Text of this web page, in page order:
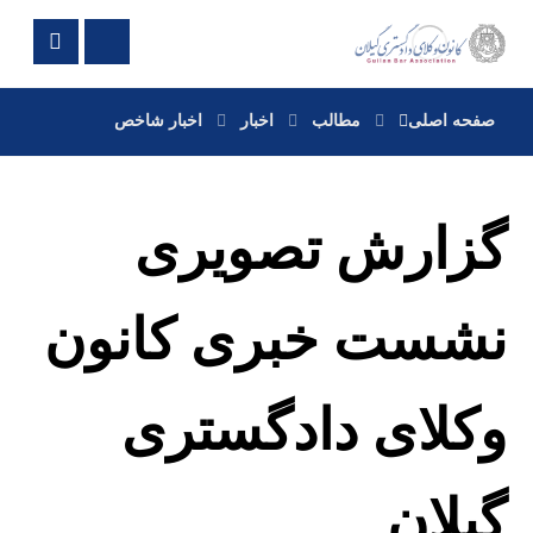
صفحه اصلی مطالب اخبار اخبار شاخص
گزارش تصویری
نشست خبری کانون
وکلای دادگستری